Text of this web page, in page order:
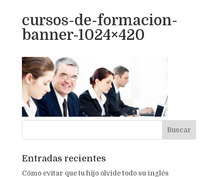
cursos-de-formacion-
banner-1024×420
Entradas recientes
Cómo evitar que tu hijo olvide todo su inglés